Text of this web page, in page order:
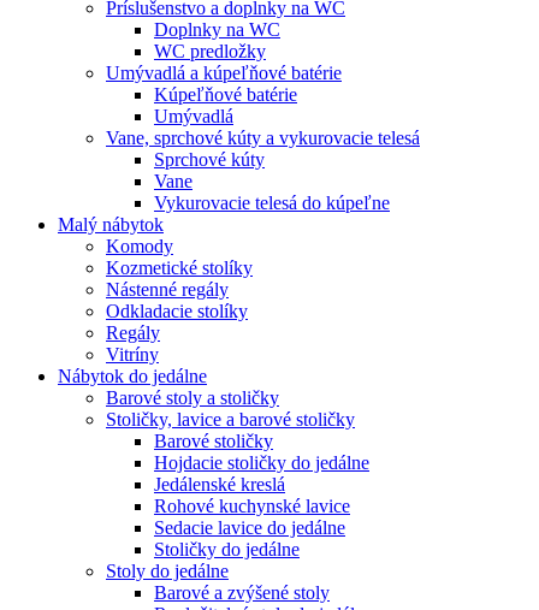
Príslušenstvo a doplnky na WC
Doplnky na WC
WC predložky
Umývadlá a kúpeľňové batérie
Kúpeľňové batérie
Umývadlá
Vane, sprchové kúty a vykurovacie telesá
Sprchové kúty
Vane
Vykurovacie telesá do kúpeľne
Malý nábytok
Komody
Kozmetické stolíky
Nástenné regály
Odkladacie stolíky
Regály
Vitríny
Nábytok do jedálne
Barové stoly a stoličky
Stoličky, lavice a barové stoličky
Barové stoličky
Hojdacie stoličky do jedálne
Jedálenské kreslá
Rohové kuchynské lavice
Sedacie lavice do jedálne
Stoličky do jedálne
Stoly do jedálne
Barové a zvýšené stoly